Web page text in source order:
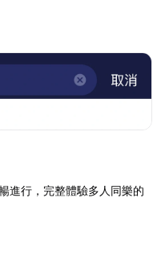
進行，完整體驗多人同樂的